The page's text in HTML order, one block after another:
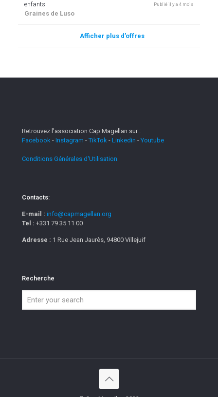
enfants
Graines de Luso
Publié il y a 4 mois
Afficher plus d’offres
Retrouvez l'association Cap Magellan sur :
Facebook - Instagram -TikTok - Linkedin - Youtube
Conditions Générales d'Utilisation
Contacts:
E-mail : info@capmagellan.org
Tel : +331 79 35 11 00
Adresse : 1 Rue Jean Jaurès, 94800 Villejuif
Recherche